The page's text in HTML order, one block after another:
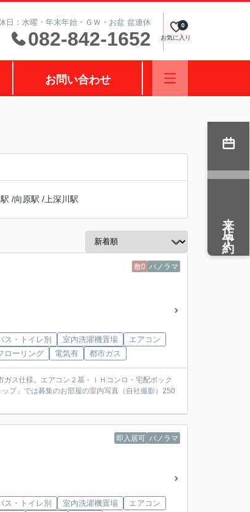
：水曜・年末年始・ＧＷ・お盆 盆連休
082-842-1652 お気に入り
0
お問い合わせ
/向原駅 / 上深川駅
敷0 パノラマ
ス・トイレ別 室内洗濯機置場
エアコン
ローリング
電気有 都市ガス
ス仕様。エアコン２基・ＩＨコンロ・宅配ボック
プ」では募集のお部屋の室内写真（自社撮影）250
即入居可 パノラマ
ス・トイレ別 室内洗濯機置場
エアコン
来店予約